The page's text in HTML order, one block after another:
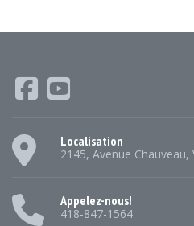
Localisation
2145, Avenue Chauveau,
Appelez-nous!
418-847-1564